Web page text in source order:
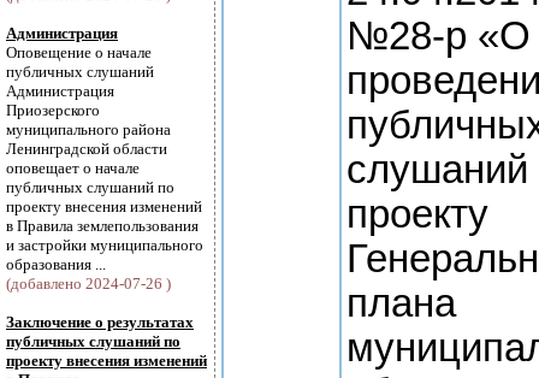
Администрация
Оповещение о начале
публичных слушаний
Администрация
Приозерского
муниципального района
Ленинградской области
оповещает о начале
публичных слушаний по
проекту внесения изменений
в Правила землепользования
и застройки муниципального
образования ...
(добавлено 2024-07-26 )
Заключение о результатах
публичных слушаний по
проекту внесения изменений
№28-р «О
слушаний
проекту
плана